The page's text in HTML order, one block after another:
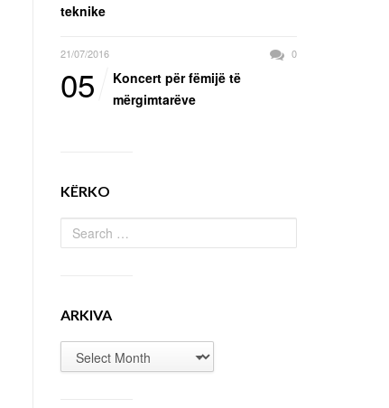
teknike
21/07/2016 0
05
Koncert për fëmijë të
mërgimtarëve
KËRKO
ARKIVA